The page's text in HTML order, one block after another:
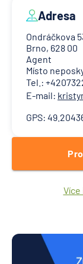
Adresa
Ondráčkova
Brno, 628 00
Agent
Místo
Tel.:
E-mail:
GPS: